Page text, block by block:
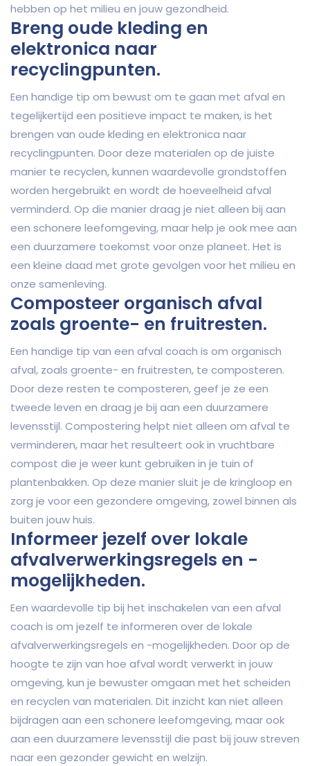
hebben op het milieu en jouw gezondheid.
Breng oude kleding en
elektronica naar
recyclingpunten.
Een handige tip om bewust om te gaan met afval en
tegelijkertijd een positieve impact te maken, is het
brengen van oude kleding en elektronica naar
recyclingpunten. Door deze materialen op de juiste
manier te recyclen, kunnen waardevolle grondstoffen
worden hergebruikt en wordt de hoeveelheid afval
verminderd. Op die manier draag je niet alleen bij aan
een schonere leefomgeving, maar help je ook mee aan
een duurzamere toekomst voor onze planeet. Het is
een kleine daad met grote gevolgen voor het milieu en
onze samenleving.
Composteer organisch afval
zoals groente- en fruitresten.
Een handige tip van een afval coach is om organisch
afval, zoals groente- en fruitresten, te composteren.
Door deze resten te composteren, geef je ze een
tweede leven en draag je bij aan een duurzamere
levensstijl. Compostering helpt niet alleen om afval te
verminderen, maar het resulteert ook in vruchtbare
compost die je weer kunt gebruiken in je tuin of
plantenbakken. Op deze manier sluit je de kringloop en
zorg je voor een gezondere omgeving, zowel binnen als
buiten jouw huis.
Informeer jezelf over lokale
afvalverwerkingsregels en -
mogelijkheden.
Een waardevolle tip bij het inschakelen van een afval
coach is om jezelf te informeren over de lokale
afvalverwerkingsregels en -mogelijkheden. Door op de
hoogte te zijn van hoe afval wordt verwerkt in jouw
omgeving, kun je bewuster omgaan met het scheiden
en recyclen van materialen. Dit inzicht kan niet alleen
bijdragen aan een schonere leefomgeving, maar ook
aan een duurzamere levensstijl die past bij jouw streven
naar een gezonder gewicht en welzijn.